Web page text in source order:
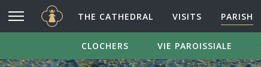
Go to main contentCathédrale Notre-Dame de Chartres
THE CATHEDRAL VISITS PARISH
CLOCHERS VIE PAROISSIALE